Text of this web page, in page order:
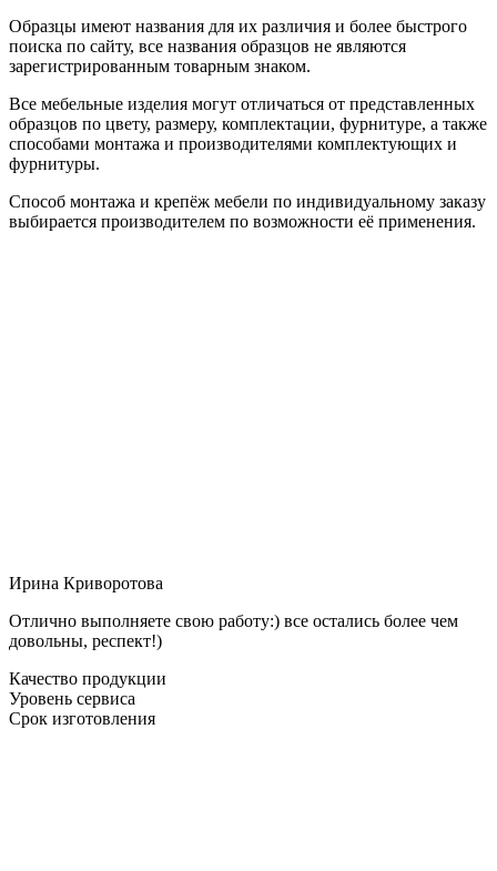
Образцы имеют названия для их различия и более быстрого
поиска по сайту, все названия образцов не являются
зарегистрированным товарным знаком.
Все мебельные изделия могут отличаться от представленных
образцов по цвету, размеру, комплектации, фурнитуре, а также
способами монтажа и производителями комплектующих и
фурнитуры.
Способ монтажа и крепёж мебели по индивидуальному заказу
выбирается производителем по возможности её применения.
Ирина Криворотова
Отлично выполняете свою работу:) все остались более чем
довольны, респект!)
Качество продукции
Уровень сервиса
Срок изготовления